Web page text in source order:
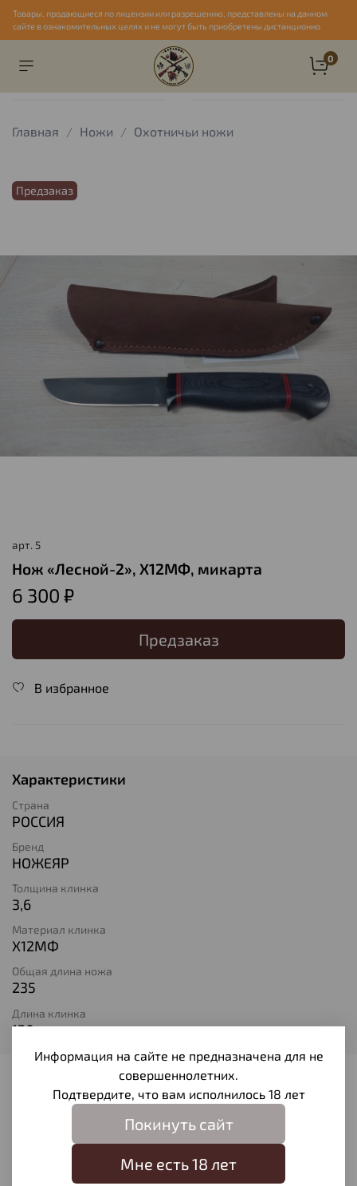
Товары, продающиеся по лицензии или разрешению, представлены на данном
сайте в ознакомительных целях и не могут быть приобретены дистанционно
0
Главная Ножи Охотничьи ножи
Предзаказ
арт. 5
Нож «Лесной-2», Х12МФ, микарта
6 300 ₽
Предзаказ
В избранное
Характеристики
Страна
РОССИЯ
Бренд
НОЖЕЯР
Толщина клинка
3,6
Материал клинка
Х12МФ
Общая длина ножа
235
Длина клинка
120
Отзывы
Отзывов еще никто не оставлял
Написать отзыв
Информация на сайте не предназначена для не
совершеннолетних.
Подтвердите, что вам исполнилось 18 лет
Покинуть сайт
Мне есть 18 лет